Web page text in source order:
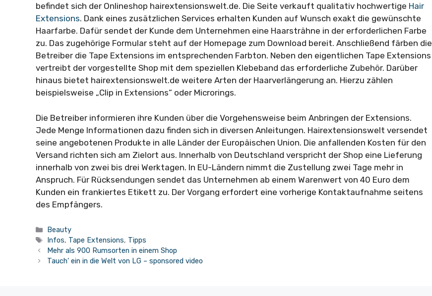
befindet sich der Onlineshop hairextensionswelt.de. Die Seite verkauft qualitativ hochwertige Hair
Extensions. Dank eines zusätzlichen Services erhalten Kunden auf Wunsch exakt die gewünschte
Haarfarbe. Dafür sendet der Kunde dem Unternehmen eine Haarsträhne in der erforderlichen Farbe
zu. Das zugehörige Formular steht auf der Homepage zum Download bereit. Anschließend färben die
Betreiber die Tape Extensions im entsprechenden Farbton. Neben den eigentlichen Tape Extensions
vertreibt der vorgestellte Shop mit dem speziellen Klebeband das erforderliche Zubehör. Darüber
hinaus bietet hairextensionswelt.de weitere Arten der Haarverlängerung an. Hierzu zählen
beispielsweise „Clip in Extensions“ oder Microrings.
Die Betreiber informieren ihre Kunden über die Vorgehensweise beim Anbringen der Extensions.
Jede Menge Informationen dazu finden sich in diversen Anleitungen. Hairextensionswelt versendet
seine angebotenen Produkte in alle Länder der Europäischen Union. Die anfallenden Kosten für den
Versand richten sich am Zielort aus. Innerhalb von Deutschland verspricht der Shop eine Lieferung
innerhalb von zwei bis drei Werktagen. In EU-Ländern nimmt die Zustellung zwei Tage mehr in
Anspruch. Für Rücksendungen sendet das Unternehmen ab einem Warenwert von 40 Euro dem
Kunden ein frankiertes Etikett zu. Der Vorgang erfordert eine vorherige Kontaktaufnahme seitens
des Empfängers.
Kategorien
Beauty
Schlagwörter
Infos, Tape Extensions, Tipps
Mehr als 900 Rumsorten in einem Shop
Tauch‘ ein in die Welt von LG – sponsored video